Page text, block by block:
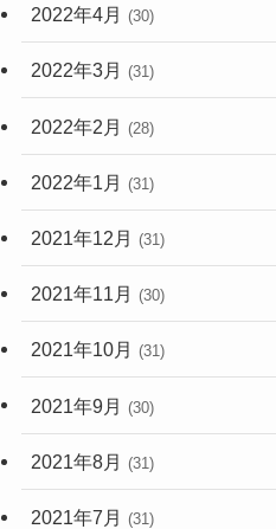
2022年4月 (30)
2022年3月 (31)
2022年2月 (28)
2022年1月 (31)
2021年12月 (31)
2021年11月 (30)
2021年10月 (31)
2021年9月 (30)
2021年8月 (31)
2021年7月 (31)